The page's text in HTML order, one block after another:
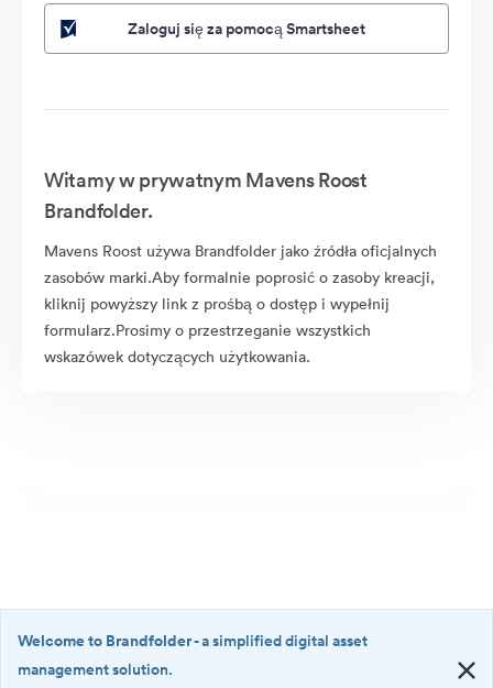
Zaloguj się za pomocą Smartsheet
Witamy w prywatnym Mavens Roost
Brandfolder.
Mavens Roost używa Brandfolder jako źródła oficjalnych
zasobów marki.Aby formalnie poprosić o zasoby kreacji,
kliknij powyższy link z prośbą o dostęp i wypełnij
formularz.Prosimy o przestrzeganie wszystkich
wskazówek dotyczących użytkowania.
Welcome to Brandfolder- a simplified digital asset
management solution.